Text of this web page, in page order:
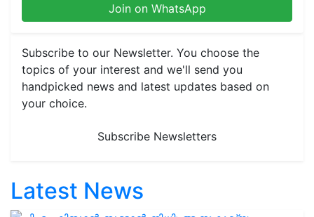
Join on WhatsApp
Subscribe to our Newsletter. You choose the
topics of your interest and we'll send you
handpicked news and latest updates based on
your choice.
Subscribe Newsletters
Latest News